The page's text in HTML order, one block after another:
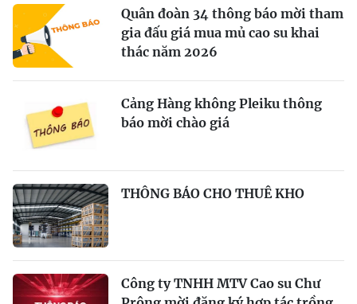
Quân đoàn 34 thông báo mời tham
gia đấu giá mua mủ cao su khai
thác năm 2026
Cảng Hàng không Pleiku thông
báo mời chào giá
THÔNG BÁO CHO THUÊ KHO
Công ty TNHH MTV Cao su Chư